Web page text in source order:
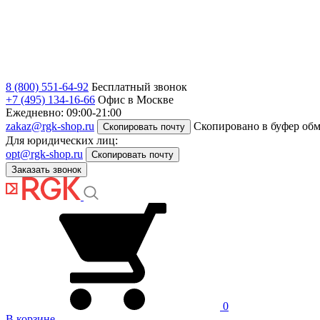
8 (800) 551-64-92 Бесплатный звонок
+7 (495) 134-16-66 Офис в Москве
Ежедневно: 09:00-21:00
zakaz@rgk-shop.ru
Скопировать почту
Скопировано в буфер
Для юридических лиц:
opt@rgk-shop.ru
Скопировать почту
Заказать звонок
0